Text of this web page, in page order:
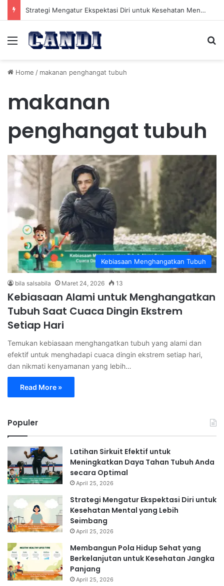
Strategi Mengatur Ekspektasi Diri untuk Kesehatan Mental yang Lebih Seimbang
Menu
Home / makanan penghangat tubuh
makanan
penghangat tubuh
Kebiasaan Menghangatkan Tubuh
bila salsabila Maret 24, 2026 13
Kebiasaan Alami untuk Menghangatkan
Tubuh Saat Cuaca Dingin Ekstrem
Setiap Hari
Temukan kebiasaan menghangatkan tubuh yang alami dan
efektif untuk menghadapi cuaca dingin ekstrem setiap hari,
dan nikmati kenyamanan yang lebih…
Read More »
Populer
Latihan Sirkuit Efektif untuk
Meningkatkan Daya Tahan Tubuh Anda
secara Optimal
April 25, 2026
Strategi Mengatur Ekspektasi Diri untuk
Kesehatan Mental yang Lebih
Seimbang
April 25, 2026
Membangun Pola Hidup Sehat yang
Berkelanjutan untuk Kesehatan Jangka
Panjang
April 25, 2026